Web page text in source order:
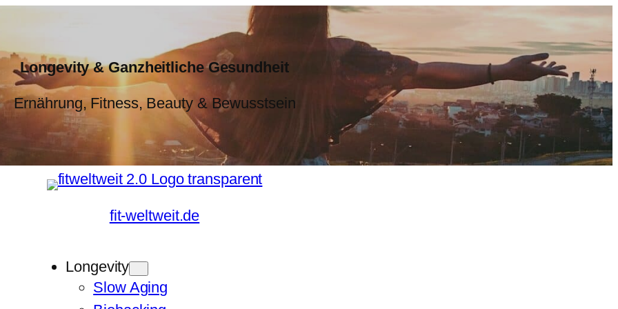
Longevity & Ganzheitliche Gesundheit
Ernährung, Fitness, Beauty & Bewusstsein
fit-weltweit.de
Longevity
Slow Aging